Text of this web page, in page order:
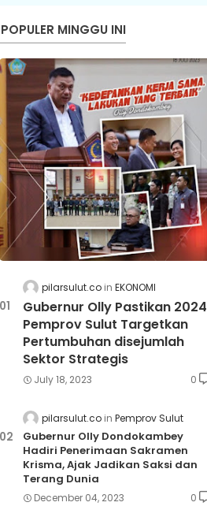
POPULER MINGGU INI
pilarsulut.co EKONOMI
Gubernur Olly Pastikan 2024
Pemprov Sulut Targetkan
Pertumbuhan disejumlah
Sektor Strategis
July 18, 2023 0
pilarsulut.co Pemprov Sulut
Gubernur Olly Dondokambey
Hadiri Penerimaan Sakramen
Krisma, Ajak Jadikan Saksi dan
Terang Dunia
December 04, 2023 0